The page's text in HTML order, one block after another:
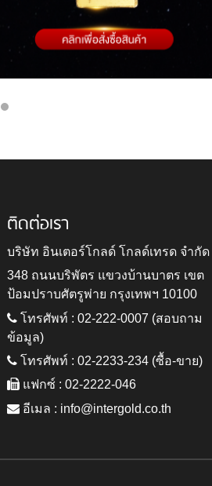
ติดต่อเรา
บริษัท อินเตอร์โกลด์ โกลด์เทรด จำกัด
348 ถนนบริพัตร แขวงบ้านบาตร เขต
ป้อมปราบศัตรูพ่าย กรุงเทพฯ 10100
โทรศัพท์ : 02-222-0007 (สอบถาม
ข้อมูล)
โทรศัพท์ : 02-2233-234 (ซื้อ-ขาย)
แฟกซ์ : 02-2222-046
อีเมล : info@intergold.co.th